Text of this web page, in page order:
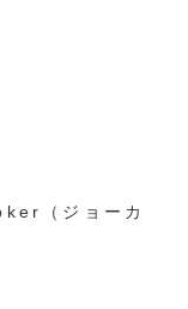
（ジョーカ